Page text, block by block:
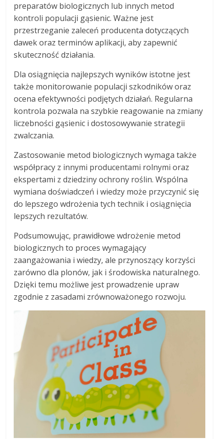
preparatów biologicznych lub innych metod
kontroli populacji gąsienic. Ważne jest
przestrzeganie zaleceń producenta dotyczących
dawek oraz terminów aplikacji, aby zapewnić
skuteczność działania.
Dla osiągnięcia najlepszych wyników istotne jest
także monitorowanie populacji szkodników oraz
ocena efektywności podjętych działań. Regularna
kontrola pozwala na szybkie reagowanie na zmiany
liczebności gąsienic i dostosowywanie strategii
zwalczania.
Zastosowanie metod biologicznych wymaga także
współpracy z innymi producentami rolnymi oraz
ekspertami z dziedziny ochrony roślin. Wspólna
wymiana doświadczeń i wiedzy może przyczynić się
do lepszego wdrożenia tych technik i osiągnięcia
lepszych rezultatów.
Podsumowując, prawidłowe wdrożenie metod
biologicznych to proces wymagający
zaangażowania i wiedzy, ale przynoszący korzyści
zarówno dla plonów, jak i środowiska naturalnego.
Dzięki temu możliwe jest prowadzenie upraw
zgodnie z zasadami zrównoważonego rozwoju.